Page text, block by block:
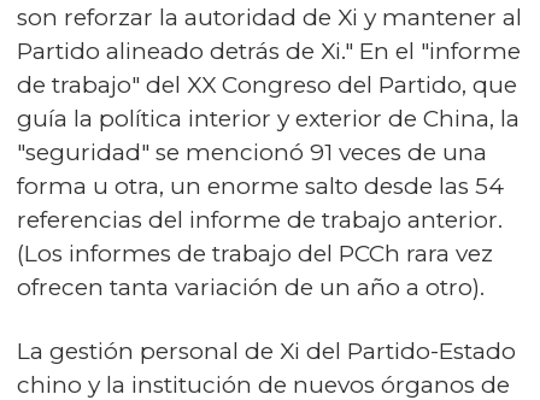
son reforzar la autoridad de Xi y mantener al
Partido alineado detrás de Xi." En el "informe
de trabajo" del XX Congreso del Partido, que
guía la política interior y exterior de China, la
"seguridad" se mencionó 91 veces de una
forma u otra, un enorme salto desde las 54
referencias del informe de trabajo anterior.
(Los informes de trabajo del PCCh rara vez
ofrecen tanta variación de un año a otro).
La gestión personal de Xi del Partido-Estado
chino y la institución de nuevos órganos de